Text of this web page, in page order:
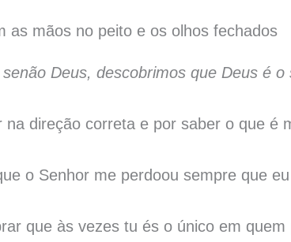
Deus, descobrimos que Deus é o
direção correta e por saber o que é
o Senhor me perdoou sempre que
que às vezes tu és o único em